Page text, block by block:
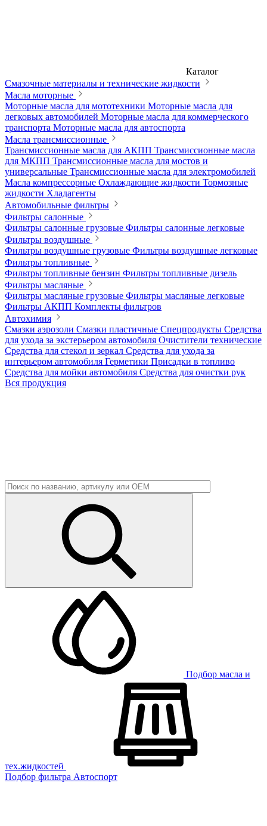
Каталог
Смазочные материалы и технические жидкости
Масла моторные
Моторные масла для мототехники Моторные масла для
легковых автомобилей Моторные масла для коммерческого
транспорта Моторные масла для автоспорта
Масла трансмиссионные
Трансмиссионные масла для АКПП Трансмиссионные масла
для МКПП Трансмиссионные масла для мостов и
универсальные Трансмиссионные масла для электромобилей
Масла компрессорные Охлаждающие жидкости Тормозные
жидкости Хладагенты
Автомобильные фильтры
Фильтры салонные
Фильтры салонные грузовые Фильтры салонные легковые
Фильтры воздушные
Фильтры воздушные грузовые Фильтры воздушные легковые
Фильтры топливные
Фильтры топливные бензин Фильтры топливные дизель
Фильтры масляные
Фильтры масляные грузовые Фильтры масляные легковые
Фильтры АКПП Комплекты фильтров
Автохимия
Смазки аэрозоли Смазки пластичные Спецпродукты Средства
для ухода за экстерьером автомобиля Очистители технические
Средства для стекол и зеркал Средства для ухода за
интерьером автомобиля Герметики Присадки в топливо
Средства для мойки автомобиля Средства для очистки рук
Вся продукция
Подбор масла и
тех.жидкостей
Подбор фильтра Автоспорт